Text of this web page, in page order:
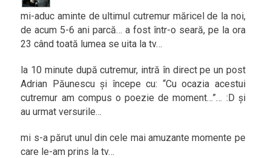
mi-aduc aminte de ultimul cutremur măricel de la noi,
de acum 5-6 ani parcă… a fost într-o seară, pe la ora
23 când toată lumea se uita la tv…
la 10 minute după cutremur, intră în direct pe un post
Adrian Păunescu și începe cu: “Cu ocazia acestui
cutremur am compus o poezie de moment…”… :D și
au urmat versurile…
mi s-a părut unul din cele mai amuzante momente pe
care le-am prins la tv…